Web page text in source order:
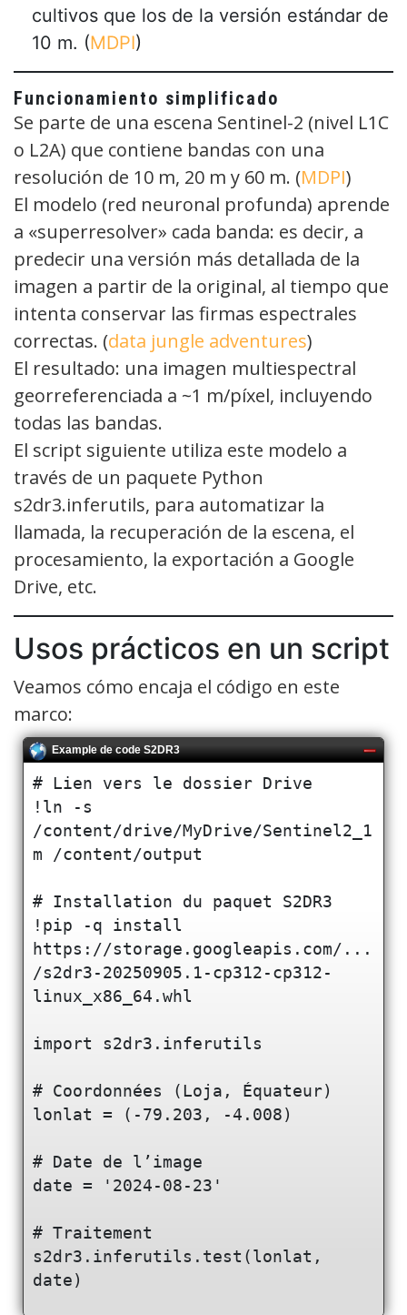
cultivos que los de la versión estándar de
10 m. (MDPI)
Funcionamiento simplificado
Se parte de una escena Sentinel-2 (nivel L1C
o L2A) que contiene bandas con una
resolución de 10 m, 20 m y 60 m. (MDPI)
El modelo (red neuronal profunda) aprende
a «superresolver» cada banda: es decir, a
predecir una versión más detallada de la
imagen a partir de la original, al tiempo que
intenta conservar las firmas espectrales
correctas. (data jungle adventures)
El resultado: una imagen multiespectral
georreferenciada a ~1 m/píxel, incluyendo
todas las bandas.
El script siguiente utiliza este modelo a
través de un paquete Python
s2dr3.inferutils, para automatizar la
llamada, la recuperación de la escena, el
procesamiento, la exportación a Google
Drive, etc.
Usos prácticos en un script
Veamos cómo encaja el código en este
marco:
Example de code S2DR3
# Lien vers le dossier Drive
!ln -s
/content/drive/MyDrive/Sentinel2_1
m /content/output
# Installation du paquet S2DR3
!pip -q install
https://storage.googleapis.com/...
/s2dr3-20250905.1-cp312-cp312-
linux_x86_64.whl
import s2dr3.inferutils
# Coordonnées (Loja, Équateur)
lonlat = (-79.203, -4.008)
# Date de l’image
date = '2024-08-23'
# Traitement
s2dr3.inferutils.test(lonlat,